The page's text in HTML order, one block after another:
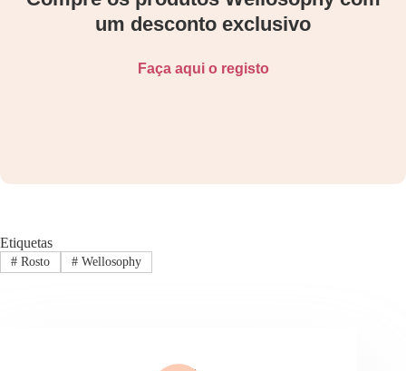
um desconto exclusivo
Faça aqui o registo
Etiquetas
#Rosto #Wellosophy